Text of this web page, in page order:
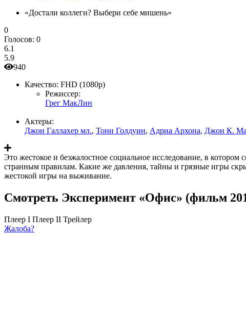
«Достали коллеги? Выбери себе мишень»
0
Голосов: 0
6.1
5.9
940
Качество: FHD (1080p)
Режиссер:
Грег МакЛин
Актеры:
Джон Галлахер мл., Тони Голдуин, Адриа Архона, Джон К.
Это жестокое и безжалостное социальное исследование, в
странным правилам. Какие же давления, тайны и грязные игры
жестокой игры на выживание.
Смотреть Эксперимент «Офис» (фильм
Плеер I Плеер II Трейлер
Жалоба?